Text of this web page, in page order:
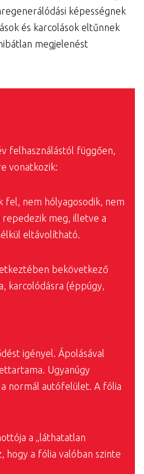
képességnek
és karcolások eltűnnek
megjelenést
felhasználástól függően,
vonatkozik:
fel, nem hólyagosodik, nem
meg, illetve a
eltávolítható.
bekövetkező
karcolódásra (éppúgy,
igényel. Ápolásával
Ugyanúgy
normál autófelület. A fólia
a „láthatatlan
hogy a fólia valóban szinte